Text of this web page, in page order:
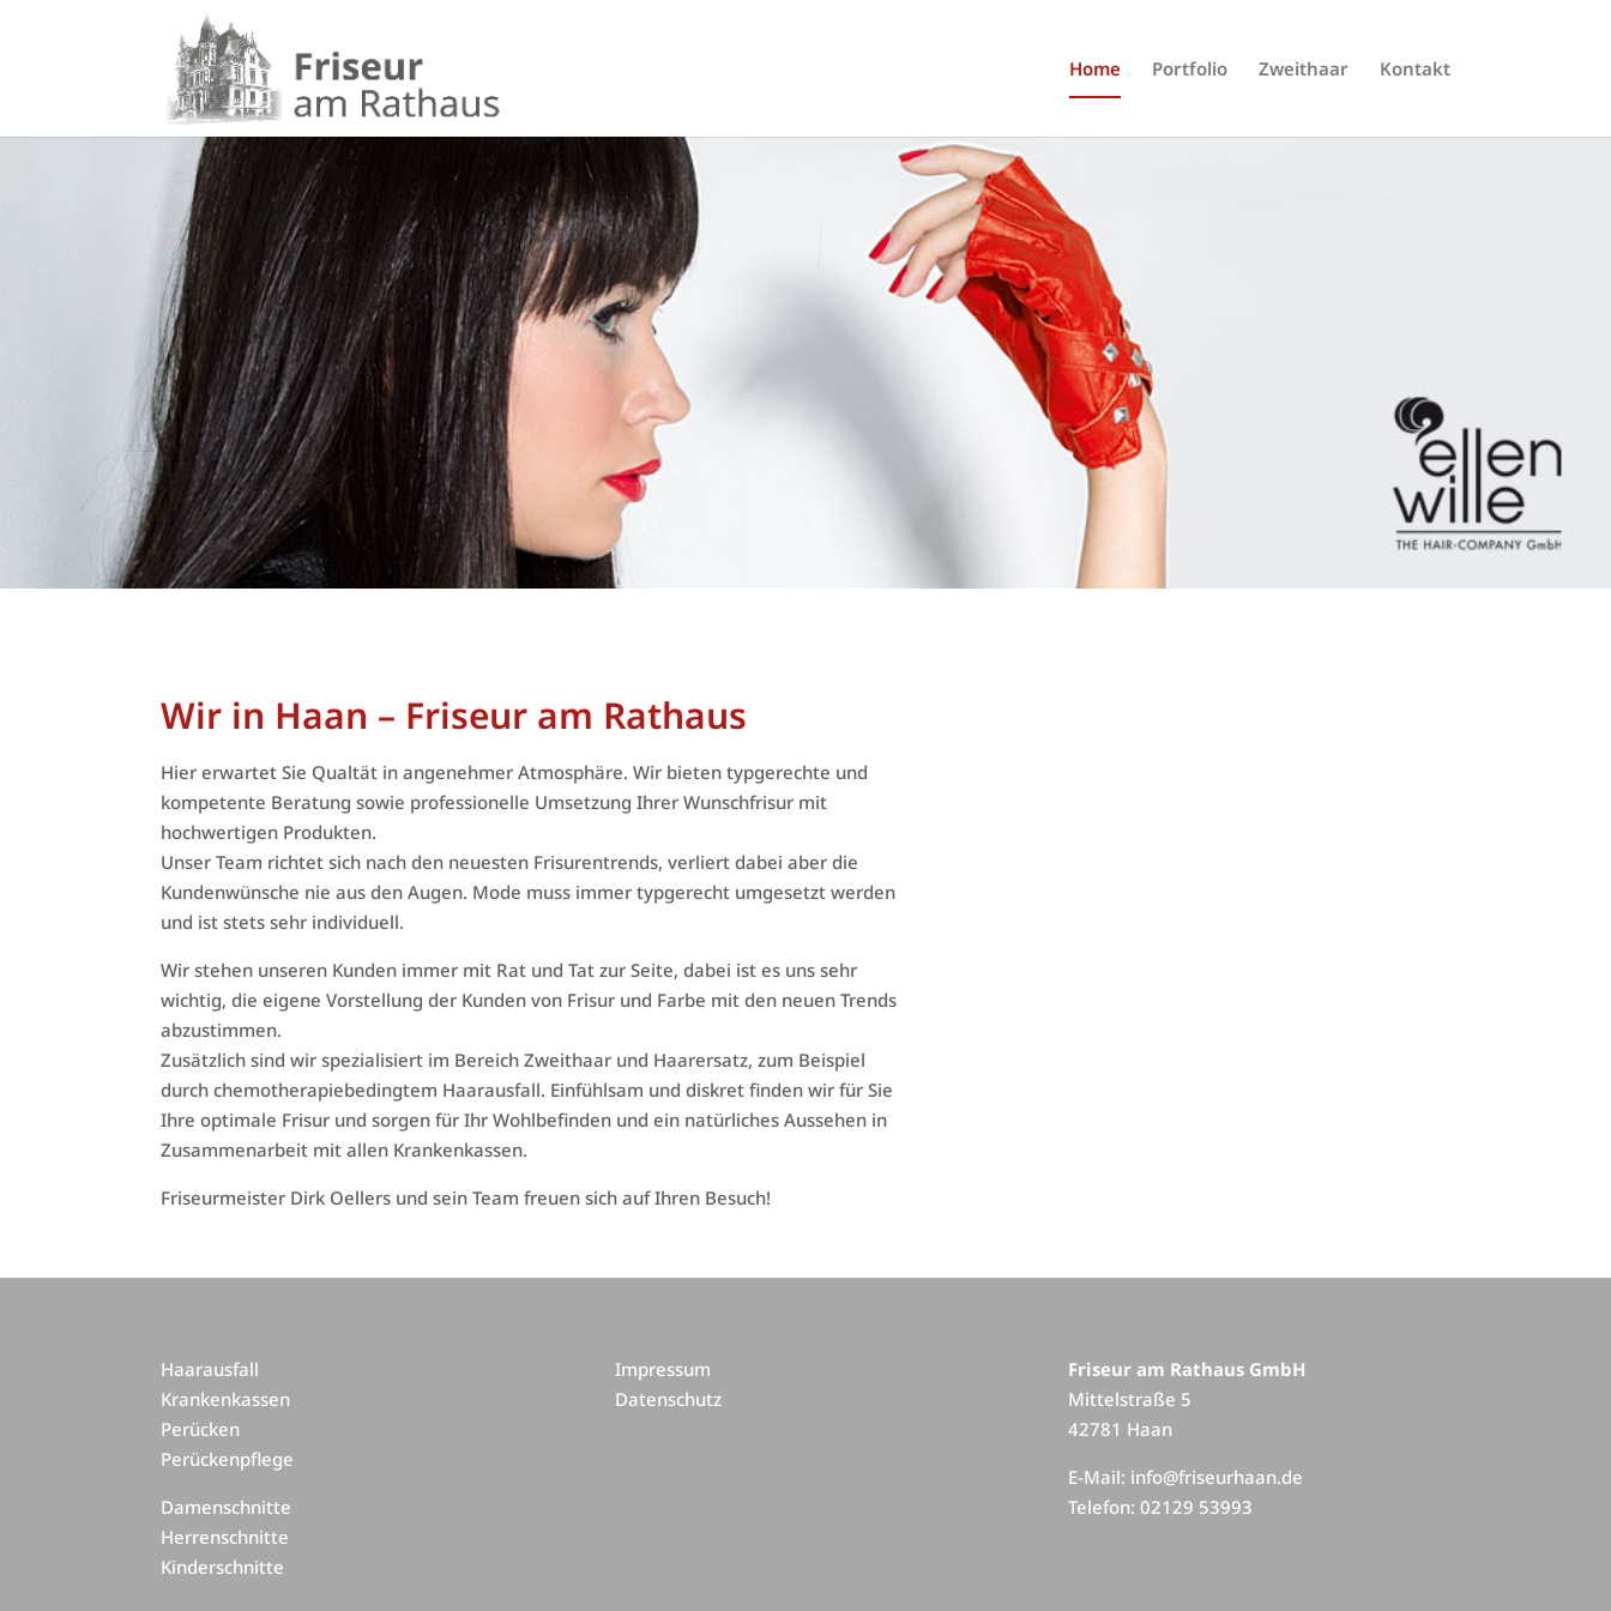
Home Portfolio Zweithaar Kontakt
Wir in Haan – Friseur am Rathaus
Hier erwartet Sie Qualtät in angenehmer Atmosphäre. Wir bieten typgerechte und
kompetente Beratung sowie professionelle Umsetzung Ihrer Wunschfrisur mit
hochwertigen Produkten.
Unser Team richtet sich nach den neuesten Frisurentrends, verliert dabei aber die
Kundenwünsche nie aus den Augen. Mode muss immer typgerecht umgesetzt werden
und ist stets sehr individuell.
Wir stehen unseren Kunden immer mit Rat und Tat zur Seite, dabei ist es uns sehr
wichtig, die eigene Vorstellung der Kunden von Frisur und Farbe mit den neuen Trends
abzustimmen.
Zusätzlich sind wir spezialisiert im Bereich Zweithaar und Haarersatz, zum Beispiel
durch chemotherapiebedingtem Haarausfall. Einfühlsam und diskret finden wir für Sie
Ihre optimale Frisur und sorgen für Ihr Wohlbefinden und ein natürliches Aussehen in
Zusammenarbeit mit allen Krankenkassen.
Friseurmeister Dirk Oellers und sein Team freuen sich auf Ihren Besuch!
Haarausfall
Krankenkassen
Perücken
Perückenpflege
Damenschnitte
Herrenschnitte
Kinderschnitte
Impressum
Datenschutz
Friseur am Rathaus GmbH
Mittelstraße 5
42781 Haan
E-Mail: info@friseurhaan.de
Telefon: 02129 53993